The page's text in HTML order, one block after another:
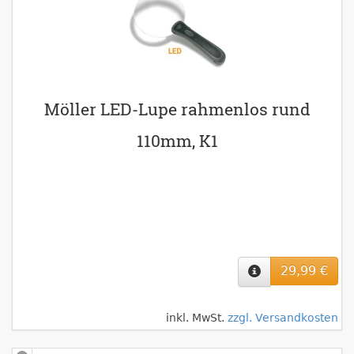
Möller LED-Lupe rahmenlos rund
110mm, K1
29,99 €
inkl. MwSt. zzgl. Versandkosten